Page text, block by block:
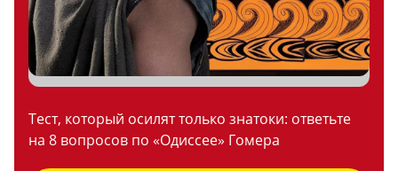
Тест, который осилят только знатоки: ответьте
на 8 вопросов по «Одиссее» Гомера